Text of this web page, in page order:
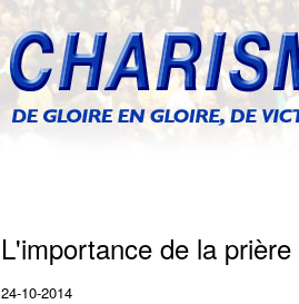
L'importance de la prière
24-10-2014